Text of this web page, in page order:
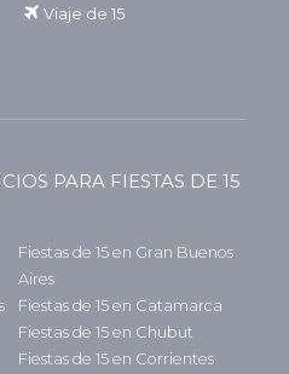
Viaje de 15
PARA FIESTAS DE 15
Fiestas de 15 en Gran Buenos
Aires
Fiestas de 15 en Catamarca
Fiestas de 15 en Chubut
Fiestas de 15 en Corrientes